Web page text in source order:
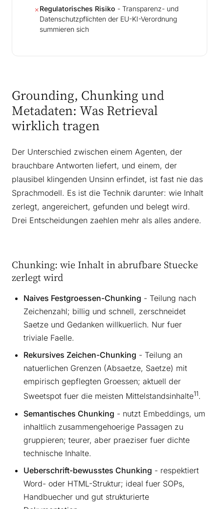
✗Regulatorisches Risiko - Transparenz- und
Datenschutzpflichten der EU-KI-Verordnung
summieren sich
Grounding, Chunking und
Metadaten: Was Retrieval
wirklich tragen
Der Unterschied zwischen einem Agenten, der
brauchbare Antworten liefert, und einem, der
plausibel klingenden Unsinn erfindet, ist fast nie das
Sprachmodell. Es ist die Technik darunter: wie Inhalt
zerlegt, angereichert, gefunden und belegt wird.
Drei Entscheidungen zaehlen mehr als alles andere.
Chunking: wie Inhalt in abrufbare Stuecke
zerlegt wird
Naives Festgroessen-Chunking - Teilung nach
Zeichenzahl; billig und schnell, zerschneidet
Saetze und Gedanken willkuerlich. Nur fuer
triviale Faelle.
Rekursives Zeichen-Chunking - Teilung an
natuerlichen Grenzen (Absaetze, Saetze) mit
empirisch gepflegten Groessen; aktuell der
Sweetspot fuer die meisten Mittelstandsinhalte11.
Semantisches Chunking - nutzt Embeddings, um
inhaltlich zusammengehoerige Passagen zu
gruppieren; teurer, aber praeziser fuer dichte
technische Inhalte.
Ueberschrift-bewusstes Chunking - respektiert
Word- oder HTML-Struktur; ideal fuer SOPs,
Handbuecher und gut strukturierte